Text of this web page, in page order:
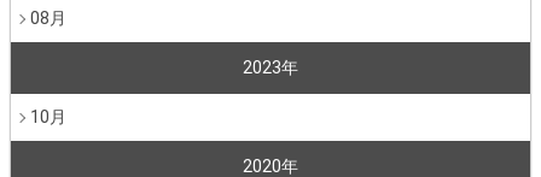
08月
2023年
10月
2020年